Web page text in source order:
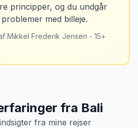
altid bilen fra alle
afhentning. Det har reddet
op et par kilometer fra
dagen før aflevering. Priserne
lavere.
principper, og du undgår
med billeje.
Mikkel Frederik Jensen - 15+
fra Bali
fra mine rejser